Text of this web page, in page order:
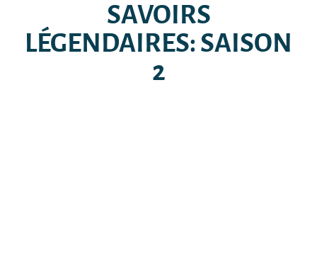
SAVOIRS
LÉGENDAIRES: SAISON
2